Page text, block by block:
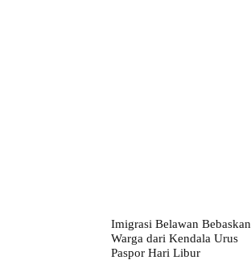
Imigrasi Belawan Bebaskan
Warga dari Kendala Urus
Paspor Hari Libur